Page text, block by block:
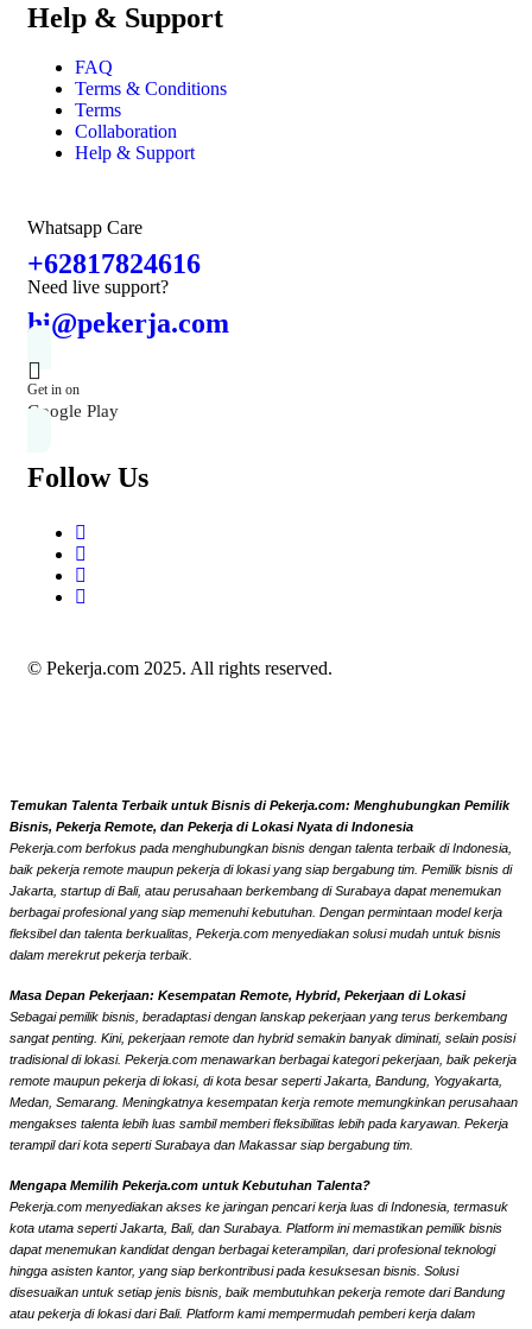
Help & Support
FAQ
Terms & Conditions
Terms
Collaboration
Help & Support
Whatsapp Care
+62817824616
Need live support?
hi@pekerja.com
Get in on
Google Play
Follow Us
© Pekerja.com 2025. All rights reserved.
Temukan Talenta Terbaik untuk Bisnis di Pekerja.com: Menghubungkan Pemilik
Bisnis, Pekerja Remote, dan Pekerja di Lokasi Nyata di Indonesia
Pekerja.com berfokus pada menghubungkan bisnis dengan talenta terbaik di Indonesia,
baik pekerja remote maupun pekerja di lokasi yang siap bergabung tim. Pemilik bisnis di
Jakarta, startup di Bali, atau perusahaan berkembang di Surabaya dapat menemukan
berbagai profesional yang siap memenuhi kebutuhan. Dengan permintaan model kerja
fleksibel dan talenta berkualitas, Pekerja.com menyediakan solusi mudah untuk bisnis
dalam merekrut pekerja terbaik.
Masa Depan Pekerjaan: Kesempatan Remote, Hybrid, Pekerjaan di Lokasi
Sebagai pemilik bisnis, beradaptasi dengan lanskap pekerjaan yang terus berkembang
sangat penting. Kini, pekerjaan remote dan hybrid semakin banyak diminati, selain posisi
tradisional di lokasi. Pekerja.com menawarkan berbagai kategori pekerjaan, baik pekerja
remote maupun pekerja di lokasi, di kota besar seperti Jakarta, Bandung, Yogyakarta,
Medan, Semarang. Meningkatnya kesempatan kerja remote memungkinkan perusahaan
mengakses talenta lebih luas sambil memberi fleksibilitas lebih pada karyawan. Pekerja
terampil dari kota seperti Surabaya dan Makassar siap bergabung tim.
Mengapa Memilih Pekerja.com untuk Kebutuhan Talenta?
Pekerja.com menyediakan akses ke jaringan pencari kerja luas di Indonesia, termasuk
kota utama seperti Jakarta, Bali, dan Surabaya. Platform ini memastikan pemilik bisnis
dapat menemukan kandidat dengan berbagai keterampilan, dari profesional teknologi
hingga asisten kantor, yang siap berkontribusi pada kesuksesan bisnis. Solusi
disesuaikan untuk setiap jenis bisnis, baik membutuhkan pekerja remote dari Bandung
atau pekerja di lokasi dari Bali. Platform kami mempermudah pemberi kerja dalam